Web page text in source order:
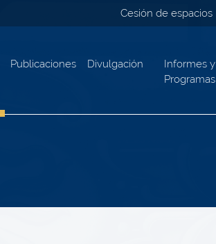
Cesión de espacios
Publicaciones Divulgación
Informes y
Programas